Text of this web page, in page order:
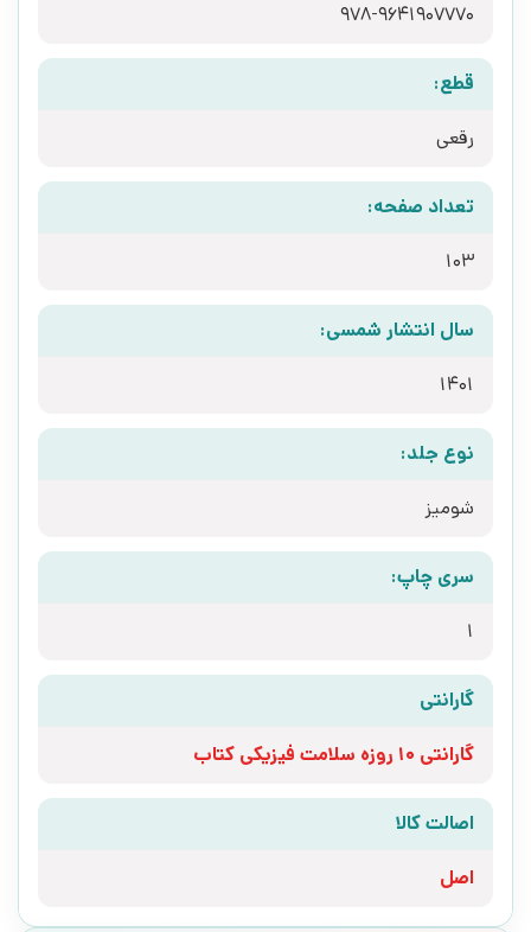
978-9641907770
قطع:
رقعی
تعداد صفحه:
103
سال انتشار شمسی:
1401
نوع جلد:
شومیز
سری چاپ:
1
گارانتی
گارانتی 10 روزه سلامت فیزیکی کتاب
اصالت کالا
اصل